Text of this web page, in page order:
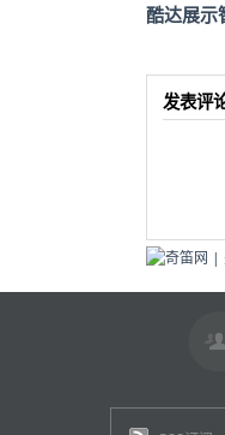
酷达展示
发表评